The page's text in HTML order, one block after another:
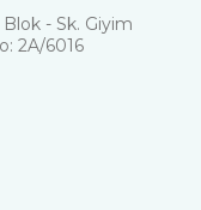
- Sk. Giyim
2A/6016